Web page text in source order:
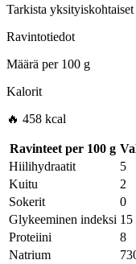
Tarkista
Ravintotiedot
Määrä per100 g
Kalorit
🔥 458 kcal
Ravinteet per 100 g
Hiilihydraatit
5
Kuitu
2
Sokerit
0
Glykeeminen indeksi 15
Proteiini
8
Natrium